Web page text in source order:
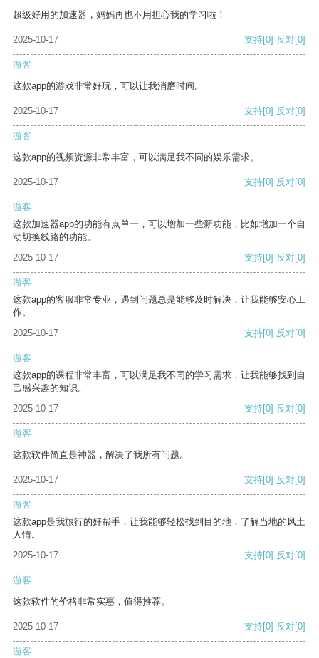
超级好用的加速器，妈妈再也不用担心我的学习啦！
2025-10-17 支持[0] 反对[0]
游客
这款app的游戏非常好玩，可以让我消磨时间。
2025-10-17 支持[0] 反对[0]
游客
这款app的视频资源非常丰富，可以满足我不同的娱乐需求。
2025-10-17 支持[0] 反对[0]
游客
这款加速器app的功能有点单一，可以增加一些新功能，比如增加一个自
动切换线路的功能。
2025-10-17
支持[0] 反对[0]
游客
这款app的客服非常专业，遇到问题总是能够及时解决，让我能够安心工
作。
2025-10-17
支持[0] 反对[0]
游客
这款app的课程非常丰富，可以满足我不同的学习需求，让我能够找到自
己感兴趣的知识。
2025-10-17
支持[0] 反对[0]
游客
这款软件简直是神器，解决了我所有问题。
2025-10-17 支持[0] 反对[0]
游客
这款app是我旅行的好帮手，让我能够轻松找到目的地，了解当地的风土
人情。
2025-10-17
支持[0] 反对[0]
游客
这款软件的价格非常实惠，值得推荐。
2025-10-17 支持[0] 反对[0]
游客